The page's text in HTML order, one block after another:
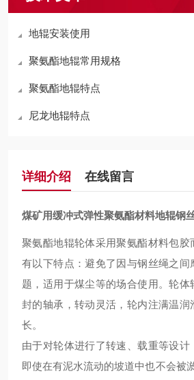
地辊安装使用
聚氨酯地辊常用规格
聚氨酯地辊特点
尼龙地辊特点
详细介绍 在线留言
煤矿用缓冲式弹性聚氨酯材料地辊钢
聚氨酯地辊轮体采用聚氨酯材料包胶
有以下特点：避免了因与钢丝绳之间
题，适用于煤尘等的场合使用。轮体
封的轴承，转动灵活，轮内注满温润
长。
由于对轮体进行了转速、载重等设计
即使在有泥水流动的坡道中也不会被